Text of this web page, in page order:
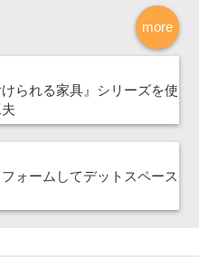
more
られる家具』シリーズを使
ォームしてデットスペース